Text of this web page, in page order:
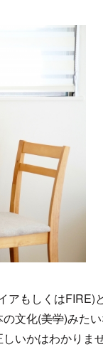
もしくはFIRE)
文化(美学)みた
いかはわかりま